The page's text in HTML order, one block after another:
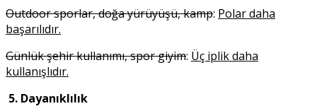
Outdoor sporlar, doğa yürüyüşü, kamp: Polar daha
başarılıdır.
Günlük şehir kullanımı, spor giyim: Üç iplik daha
kullanışlıdır.
5. Dayanıklılık